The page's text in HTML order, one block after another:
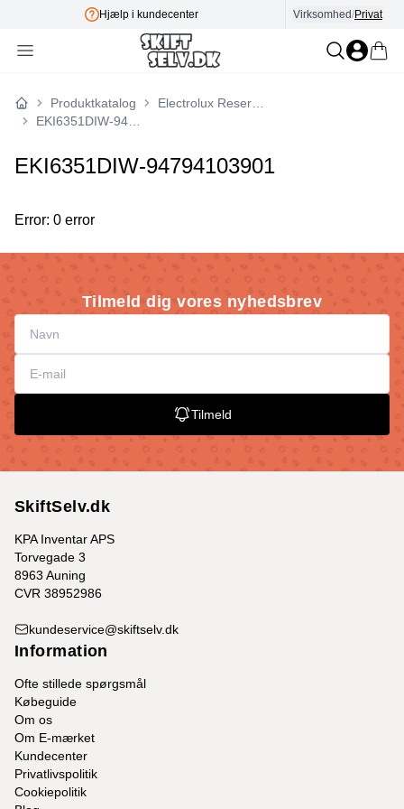
Hjælp i kundecenter E-mærket
Virksomhed/Privat
Forside
Produktkatalog
EKI6351DIW-94794103901
Error: 0 error
Tilmeld dig vores nyhedsbrev
Tilmeld
SkiftSelv.dk
KPA Inventar APS
Torvegade 3
8963 Auning
CVR 38952986
kundeservice@skiftselv.dk
Information
Ofte stillede spørgsmål
Købeguide
Om os
Om E-mærket
Kundecenter
Privatlivspolitik
Cookiepolitik